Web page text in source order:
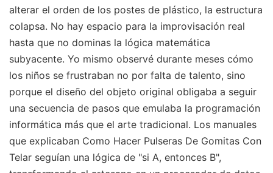
alterar el orden de los postes de plástico, la estructura
colapsa. No hay espacio para la improvisación real
hasta que no dominas la lógica matemática
subyacente. Yo mismo observé durante meses cómo
los niños se frustraban no por falta de talento, sino
porque el diseño del objeto original obligaba a seguir
una secuencia de pasos que emulaba la programación
informática más que el arte tradicional. Los manuales
que explicaban Como Hacer Pulseras De Gomitas Con
Telar seguían una lógica de "si A, entonces B",